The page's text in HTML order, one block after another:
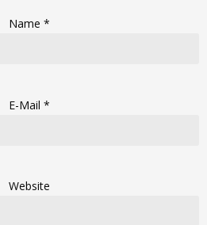
Name *
E-Mail *
Website